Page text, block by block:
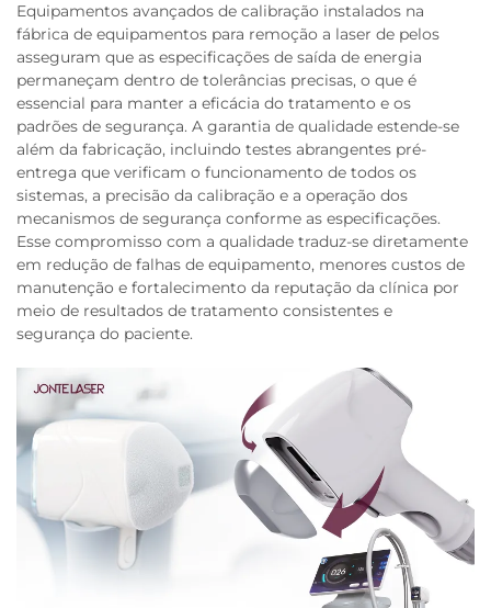
Equipamentos avançados de calibração instalados na
fábrica de equipamentos para remoção a laser de pelos
asseguram que as especificações de saída de energia
permaneçam dentro de tolerâncias precisas, o que é
essencial para manter a eficácia do tratamento e os
padrões de segurança. A garantia de qualidade estende-se
além da fabricação, incluindo testes abrangentes pré-
entrega que verificam o funcionamento de todos os
sistemas, a precisão da calibração e a operação dos
mecanismos de segurança conforme as especificações.
Esse compromisso com a qualidade traduz-se diretamente
em redução de falhas de equipamento, menores custos de
manutenção e fortalecimento da reputação da clínica por
meio de resultados de tratamento consistentes e
segurança do paciente.